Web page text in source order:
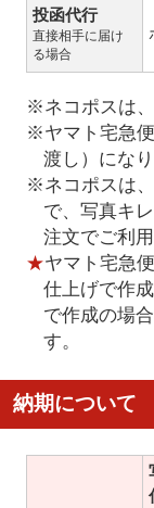
投函代行
直接相手に届け
る場合
※ネコポスは、
※ヤマト宅急
渡し）になり
※ネコポスは
で、写真キ
注文でご利
★ヤマト宅急
仕上げで作
で作成の場
す。
納期について